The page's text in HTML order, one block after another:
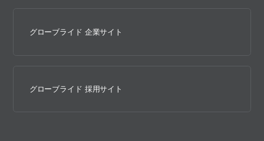
グローブライド 企業サイト
グローブライド 採用サイト